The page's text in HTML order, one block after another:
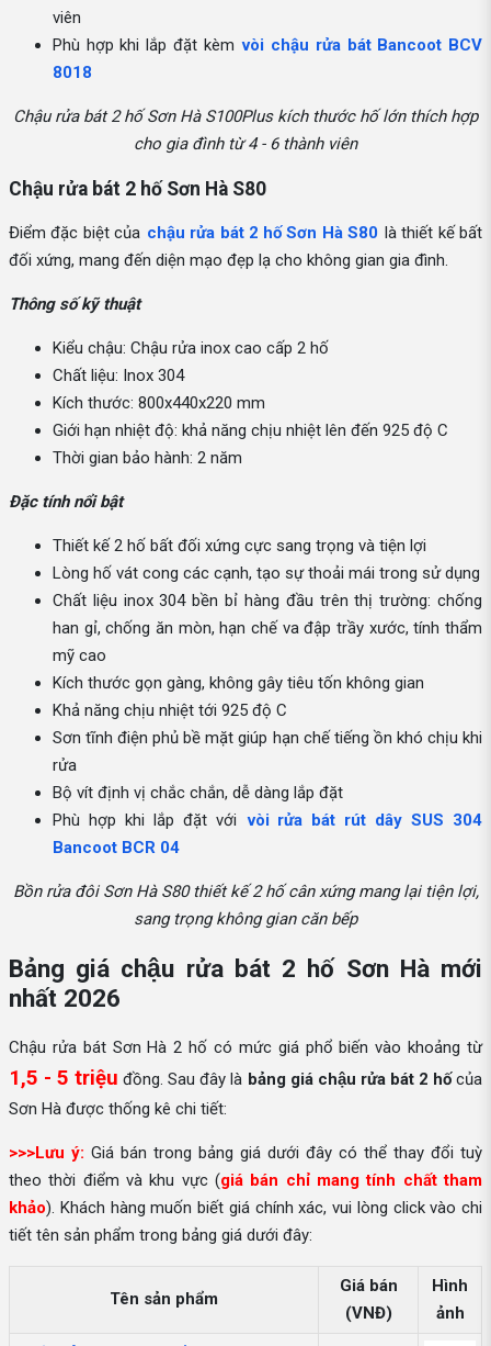
viên
Phù hợp khi lắp đặt kèm vòi chậu rửa bát Bancoot BCV
8018
Chậu rửa bát 2 hố Sơn Hà S100Plus kích thước hố lớn thích hợp
cho gia đình từ 4 - 6 thành viên
Chậu rửa bát 2 hố Sơn Hà S80
Điểm đặc biệt của chậu rửa bát 2 hố Sơn Hà S80 là thiết kế bất
đối xứng, mang đến diện mạo đẹp lạ cho không gian gia đình.
Thông số kỹ thuật
Kiểu chậu: Chậu rửa inox cao cấp 2 hố
Chất liệu: Inox 304
Kích thước: 800x440x220 mm
Giới hạn nhiệt độ: khả năng chịu nhiệt lên đến 925 độ C
Thời gian bảo hành: 2 năm
Đặc tính nổi bật
Thiết kế 2 hố bất đối xứng cực sang trọng và tiện lợi
Lòng hố vát cong các cạnh, tạo sự thoải mái trong sử dụng
Chất liệu inox 304 bền bỉ hàng đầu trên thị trường: chống
han gỉ, chống ăn mòn, hạn chế va đập trầy xước, tính thẩm
mỹ cao
Kích thước gọn gàng, không gây tiêu tốn không gian
Khả năng chịu nhiệt tới 925 độ C
Sơn tĩnh điện phủ bề mặt giúp hạn chế tiếng ồn khó chịu khi
rửa
Bộ vít định vị chắc chắn, dễ dàng lắp đặt
Phù hợp khi lắp đặt với vòi rửa bát rút dây SUS 304
Bancoot BCR 04
Bồn rửa đôi Sơn Hà S80 thiết kế 2 hố cân xứng mang lại tiện lợi,
sang trọng không gian căn bếp
Bảng giá chậu rửa bát 2 hố Sơn Hà mới
nhất 2026
Chậu rửa bát Sơn Hà 2 hố có mức giá phổ biến vào khoảng từ
1,5 - 5 triệu đồng. Sau đây là bảng giá chậu rửa bát 2 hốcủa
Sơn Hà được thống kê chi tiết:
>>>Lưu ý: Giá bán trong bảng giá dưới đây có thể thay đổi tuỳ
theo thời điểm và khu vực (giá bán chỉ mang tính chất tham
khảo). Khách hàng muốn biết giá chính xác, vui lòng click vào chi
tiết tên sản phẩm trong bảng giá dưới đây:
Tên sản phẩm
Giá bán
(VNĐ)
Hình
ảnh